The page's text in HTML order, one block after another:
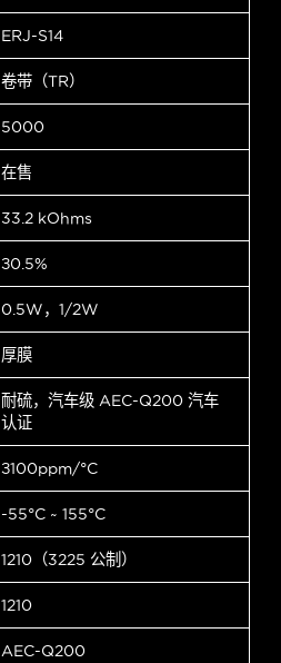
ERJ-S14
卷带（TR）
5000
在售
33.2 kOhms
±0.5%
0.5W，1/2W
厚膜
耐硫，汽车级 AEC-Q200 汽车
认证
±100ppm/°C
-55°C ~ 155°C
1210（3225 公制）
1210
AEC-Q200